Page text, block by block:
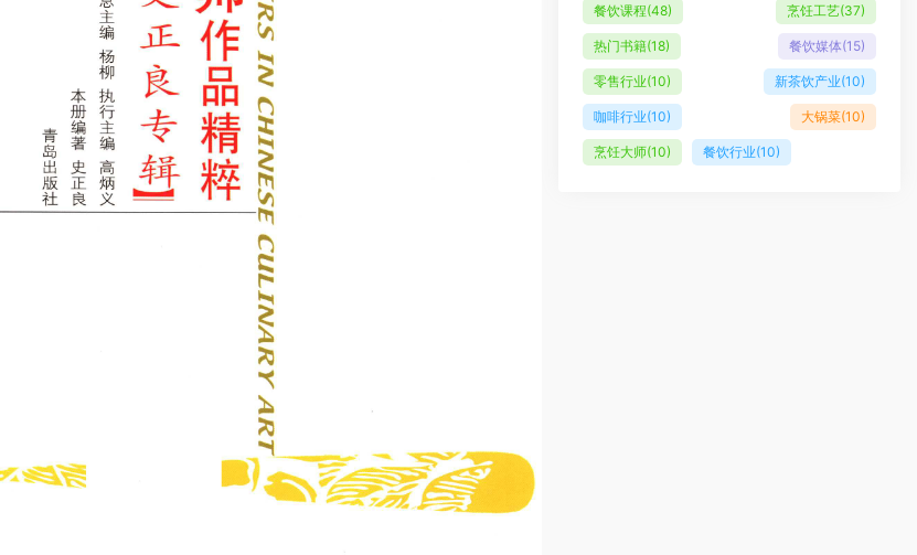
餐饮课程(48) 烹饪工艺(37)
热门书籍(18) 餐饮媒体(15)
零售行业(10) 新茶饮产业(10)
咖啡行业(10) 大锅菜(10)
烹饪大师(10) 餐饮行业(10)